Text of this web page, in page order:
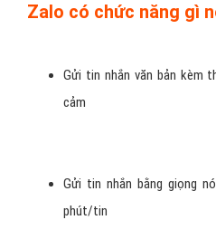
Zalo có chức năng gì
Gửi tin nhắn văn bản kèm
cảm
Gửi tin nhắn bằng giọng
phút/tin